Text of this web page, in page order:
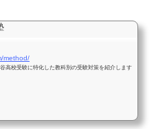
method/
高校受験に特化した教科別の受験対策を紹介します